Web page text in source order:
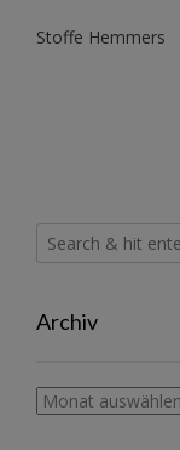
Stoffe Hemmers
Archiv
Archiv